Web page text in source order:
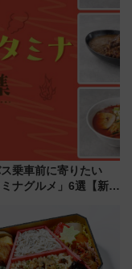
乗車前に寄りたい
ナグルメ」6選【新店